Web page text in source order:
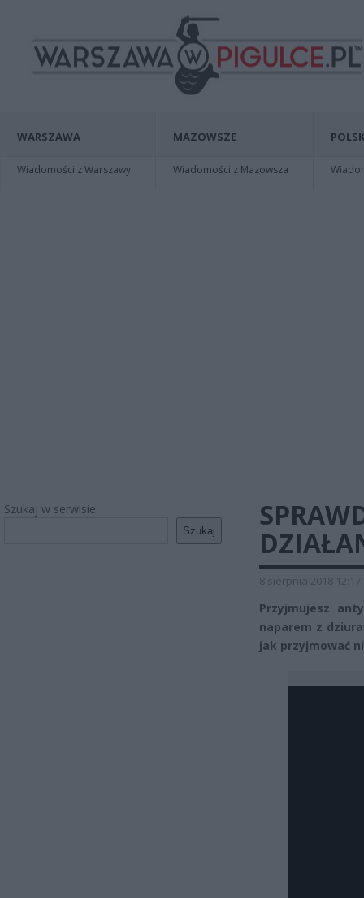
WARSZAWA
Wiadomości z Warszawy
MAZOWSZE
Wiadomości z Mazowsza
Szukaj w serwisie
Szukaj
8 sierpnia 2018 12:17
Przyjmujesz
naparem z
jak przyjmować